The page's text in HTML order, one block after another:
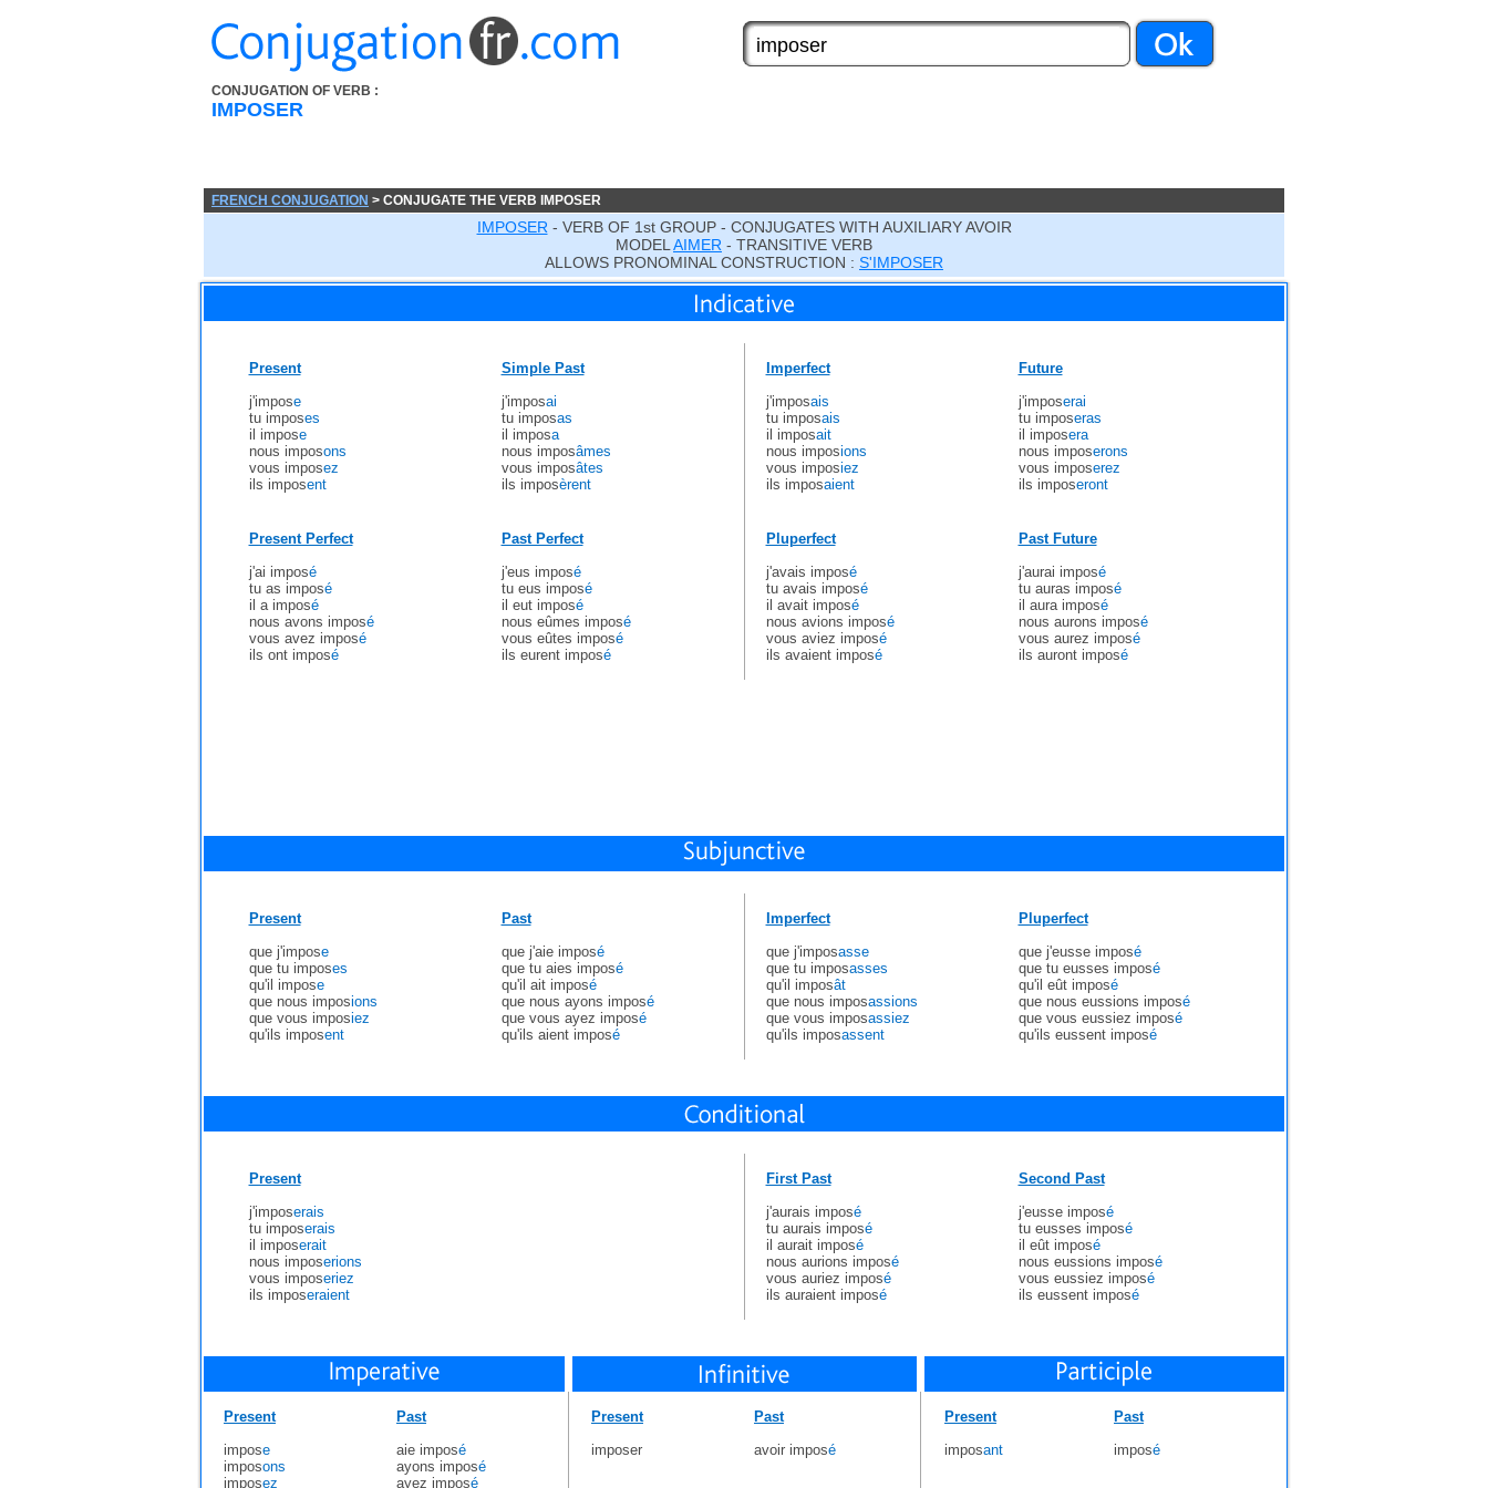
CONJUGATION OF VERB :
IMPOSER
FRENCH CONJUGATION > CONJUGATE THE VERB IMPOSER
IMPOSER - VERB OF 1st GROUP - CONJUGATES WITH AUXILIARY AVOIR
MODEL AIMER - TRANSITIVE VERB
ALLOWS PRONOMINAL CONSTRUCTION : S'IMPOSER
Present
j'impose
tu imposes
il impose
nous imposons
vous imposez
ils imposent
Simple Past
j'imposai
tu imposas
il imposa
nous imposâmes
vous imposâtes
ils imposèrent
Present Perfect
j'ai imposé
tu as imposé
il a imposé
nous avons imposé
vous avez imposé
ils ont imposé
Past Perfect
j'eus imposé
tu eus imposé
il eut imposé
nous eûmes imposé
vous eûtes imposé
ils eurent imposé
Imperfect
j'imposais
tu imposais
il imposait
nous imposions
vous imposiez
ils imposaient
Future
j'imposerai
tu imposeras
il imposera
nous imposerons
vous imposerez
ils imposeront
Pluperfect
j'avais imposé
tu avais imposé
il avait imposé
nous avions imposé
vous aviez imposé
ils avaient imposé
Past Future
j'aurai imposé
tu auras imposé
il aura imposé
nous aurons imposé
vous aurez imposé
ils auront imposé
Present
que j'impose
que tu imposes
qu'il impose
que nous imposions
que vous imposiez
qu'ils imposent
Past
que j'aie imposé
que tu aies imposé
qu'il ait imposé
que nous ayons imposé
que vous ayez imposé
qu'ils aient imposé
Imperfect
que j'imposasse
que tu imposasses
qu'il imposât
que nous imposassions
que vous imposassiez
qu'ils imposassent
Pluperfect
que j'eusse imposé
que tu eusses imposé
qu'il eût imposé
que nous eussions imposé
que vous eussiez imposé
qu'ils eussent imposé
Present
j'imposerais
tu imposerais
il imposerait
nous imposerions
vous imposeriez
ils imposeraient
First Past
j'aurais imposé
tu aurais imposé
il aurait imposé
nous aurions imposé
vous auriez imposé
ils auraient imposé
Second Past
j'eusse imposé
tu eusses imposé
il eût imposé
nous eussions imposé
vous eussiez imposé
ils eussent imposé
Present
impose
imposons
imposez
Past
aie imposé
ayons imposé
ayez imposé
Present
imposer
Past
avoir imposé
Present
imposant
Past
imposé